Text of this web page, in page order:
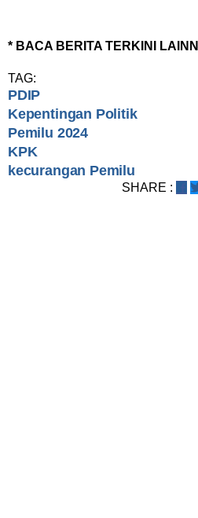
* BACA BERITA TERKINI
TAG:
PDIP
Kepentingan Politik
Pemilu 2024
KPK
kecurangan Pemilu
SHARE :